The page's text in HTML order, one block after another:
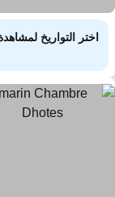
اختر التواريخ